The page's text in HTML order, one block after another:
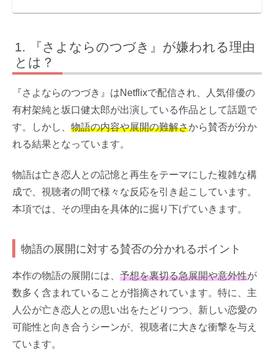
『さよならのつづき』が嫌われる理由
とは？
『さよならのつづき』はNetflixで配信され、人気俳優の
有村架純と坂口健太郎が出演している作品として話題で
す。しかし、 物語の内容や展開の難解さから賛否が分か
れる結果となっています。
物語は亡き恋人との記憶と再生をテーマにした複雑な構
成で、視聴者の間で様々な反応を引き起こしています。
本項では、その理由を具体的に掘り下げていきます。
物語の展開に対する賛否の分かれるポイント
本作の物語の展開には、 予想を裏切る急展開や意外性が
数多く含まれていることが指摘されています。特に、主
人公が亡き恋人との思い出をたどりつつ、新しい恋愛の
可能性と向き合うシーンが、視聴者に大きな衝撃を与え
ています。